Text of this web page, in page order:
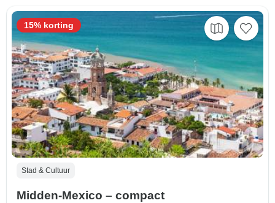
Stad & Cultuur
Midden-Mexico – compact
15% korting